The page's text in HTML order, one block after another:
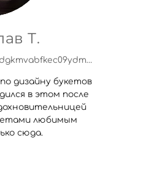
Т.
reviews.yandex.ru/user/k7dgkmvabfkec09ydmmmtx3414?utm_source=org&main_tab=org
дизайну букетов
в этом после
любимым
сюда.